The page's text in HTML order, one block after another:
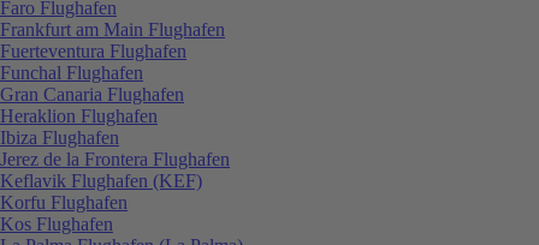
Faro Flughafen
Frankfurt am Main Flughafen
Fuerteventura Flughafen
Funchal Flughafen
Gran Canaria Flughafen
Heraklion Flughafen
Ibiza Flughafen
Jerez de la Frontera Flughafen
Keflavik Flughafen (KEF)
Korfu Flughafen
Kos Flughafen